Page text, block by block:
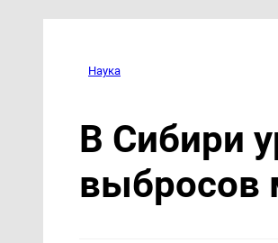
Наука
В Сибири
выбросов